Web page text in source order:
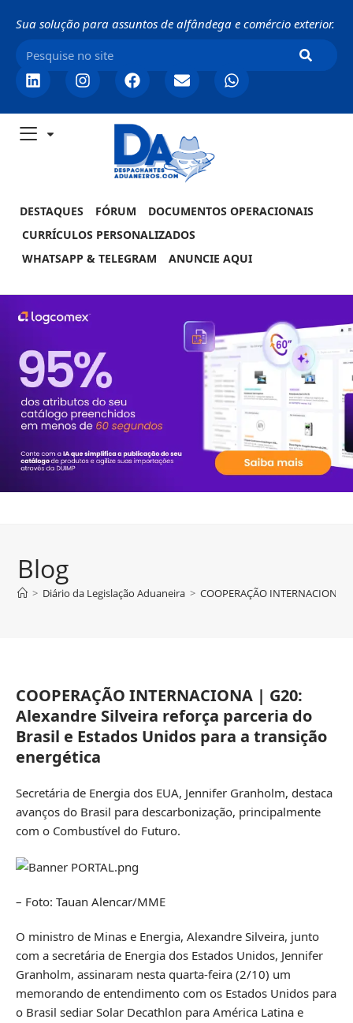
Sua solução para assuntos de alfândega e comércio exterior.
DESTAQUES FÓRUM
DOCUMENTOS OPERACIONAIS
CURRÍCULOS PERSONALIZADOS
WHATSAPP & TELEGRAM
ANUNCIE AQUI
Blog
> Diário da Legislação Aduaneira > COOPERAÇÃO
COOPERAÇÃO INTERNACIONA | G20:
Alexandre Silveira reforça parceria do
Brasil e Estados Unidos para a transição
energética
Secretária de Energia dos EUA, Jennifer Granholm, destaca
avanços do Brasil para descarbonização, principalmente
com o Combustível do Futuro.
– Foto: Tauan Alencar/MME
O ministro de Minas e Energia, Alexandre Silveira, junto
com a secretária de Energia dos Estados Unidos, Jennifer
Granholm, assinaram nesta quarta-feira (2/10) um
memorando de entendimento com os Estados Unidos para
o Brasil sediar Solar Decathlon para América Latina e